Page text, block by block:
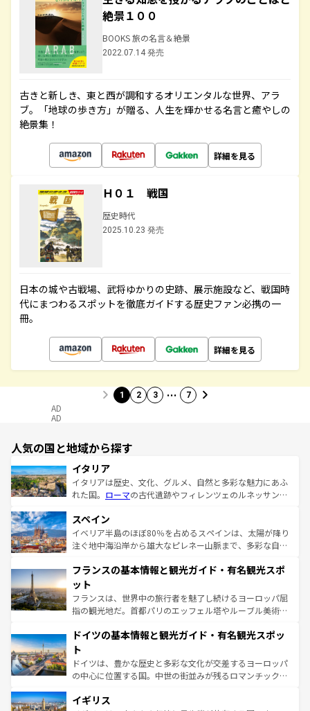
絶景１００
BOOKS 旅の名言＆絶景
2022.07.14 発売
古きと新しき、東と西が調和するオリエンタルな世界、アラ
ブ。「地球の歩き方」が贈る、人生を輝かせる名言と癒やしの
絶景集！
詳細を見る
Ｈ０１ 戦国
歴史時代
2025.10.23 発売
日本の城や古戦場、武将ゆかりの史跡、展示施設など、戦国時
代にまつわるスポットを徹底ガイドする歴史ファン必携の一
冊。
詳細を見る
1 2 3 … 7
AD
AD
人気の国と地域から探す
イタリア
イタリアは歴史、文化、グルメ、自然と多彩な魅力にあふ
れた国。 ローマの古代遺跡やフィレンツェのルネッサンス
ろん、トスカーナの美しい田園風景やアマルフィ海岸の絶
景など、自然景観も見逃せない。観光の合間には、本場の
ピザやパスタなど、絶品のイタリア料理を堪能することも
ませてくれるイタリアで、忘れられない旅をしてみよう！
なお、新着のイタリア情報は
しい。
スペイン
イベリア半島のほぼ80％を占めるスペインは、太陽が降り
注ぐ地中海沿岸から雄大なピレネー山脈まで、多彩な自然
文化が根付くこの国では、情熱的なフラメンコ、熱気あふ
れる闘牛、そして美味しいタパスが生活の一部となってい
る。首都マドリードの洗練された雰囲気や、バルセロナの
アートに溢れた街角から、地方では古代ローマ遺跡や中世
せる。地方によって風土や気候が異なるスペインはその個
ンテンツ一覧 を参照してほしい。
フランスの基本情報と観光ガイド・有名観光スポ
ット
フランスは、世界中の旅行者を魅了し続けるヨーロッパ屈
指の観光地だ。首都パリのエッフェル塔やルーブル美術館
で、幅広い魅力が詰まっている。華麗な宮殿、歴史的な大
聖堂、美しいビーチ、そして豊かな自然が、訪れる者を心
から魅了する。また、フランスは美食の国としても知ら
れ、フランス料理はユネスコ無形文化遺産にも登録されて
香り高いラベンダー畑など、多彩な楽しみ方が可能だ。さ
ドイツの基本情報と観光ガイド・有名観光スポッ
ト
ドイツは、豊かな歴史と多彩な文化が交差するヨーロッパ
の中心に位置する国。中世の街並みが残るロマンチック街
顔を持つこの国は、どこを歩いても飽きることがない。ベ
イギリス